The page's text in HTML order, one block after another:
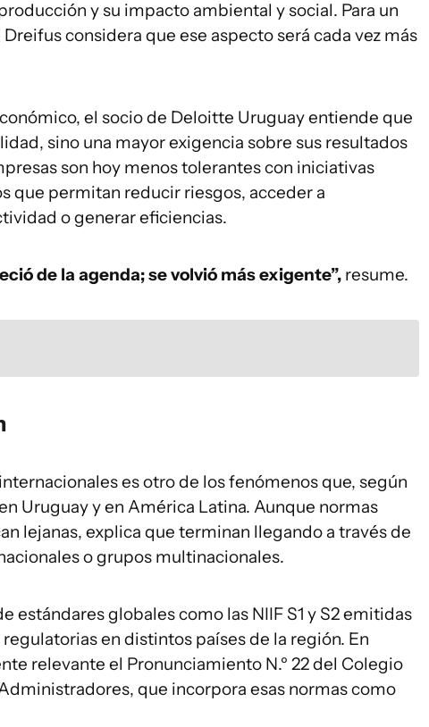
y su impacto ambiental y social. Para un
considera que ese aspecto será cada vez más
el socio de Deloitte Uruguay entiende que
sino una mayor exigencia sobre sus resultados
son hoy menos tolerantes con iniciativas
que permitan reducir riesgos, acceder a
o generar eficiencias.
de la agenda; se volvió más exigente”, resume.
es otro de los fenómenos que, según
Uruguay y en América Latina. Aunque normas
lejanas, explica que terminan llegando a través de
o grupos multinacionales.
estándares globales como las NIIF S1 y S2 emitidas
en distintos países de la región. En
relevante el Pronunciamiento N.º 22 del Colegio
que incorpora esas normas como